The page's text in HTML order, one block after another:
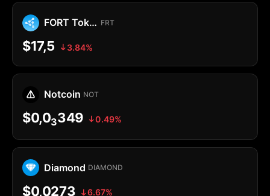
FORT Token FRT
$17,5 3.84%
Notcoin NOT
$0,03349 0.49%
Diamond DIAMOND
$0,0273 6.67%